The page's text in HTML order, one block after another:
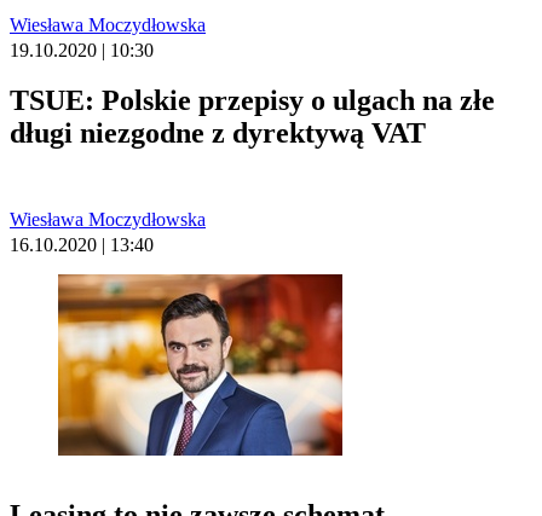
Wiesława Moczydłowska
19.10.2020 | 10:30
TSUE: Polskie przepisy o ulgach na złe
długi niezgodne z dyrektywą VAT
Wiesława Moczydłowska
16.10.2020 | 13:40